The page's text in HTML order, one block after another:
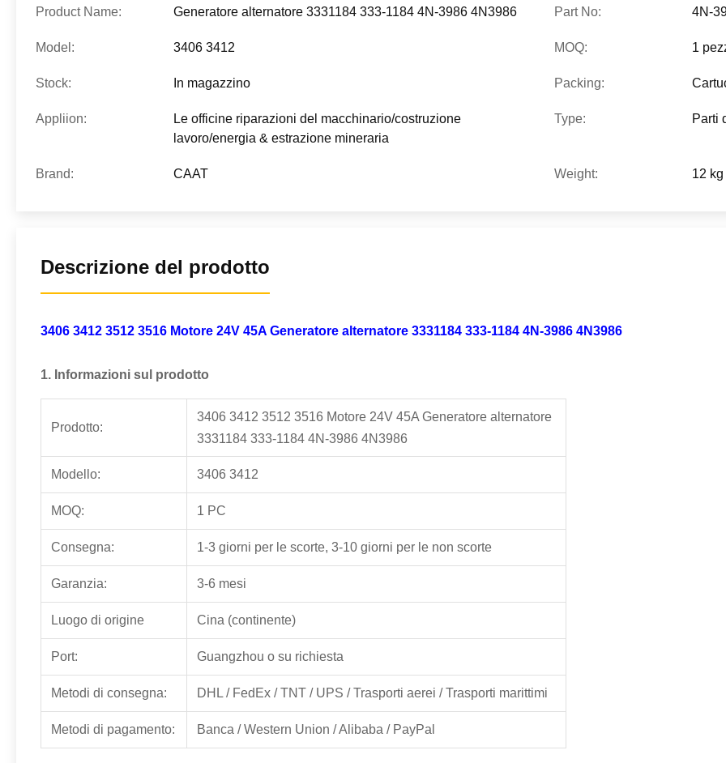
Product Name: Generatore alternatore 3331184 333-1184 4N-3986 4N3986 Part No: 4N-
Model: 3406 3412 MOQ: 1
Stock: In magazzino Packing:
Appliion:
Le officine riparazioni del macchinario/costruzione
lavoro/energia & estrazione mineraria
Type: Parti
Brand: CAAT Weight: 12 kg
Descrizione del prodotto
3406 3412 3512 3516 Motore 24V 45A Generatore alternatore 3331184 333-1184 4N-3986 4N3986
1. Informazioni sul prodotto
Prodotto:
3406 3412 3512 3516 Motore 24V 45A Generatore alternatore
3331184 333-1184 4N-3986 4N3986
Modello: 3406 3412
MOQ: 1 PC
Consegna: 1-3 giorni per le scorte, 3-10 giorni per le non scorte
Garanzia: 3-6 mesi
Luogo di origine Cina (continente)
Port: Guangzhou o su richiesta
Metodi di consegna: DHL / FedEx / TNT / UPS / Trasporti aerei / Trasporti marittimi
Metodi di pagamento: Banca / Western Union / Alibaba / PayPal